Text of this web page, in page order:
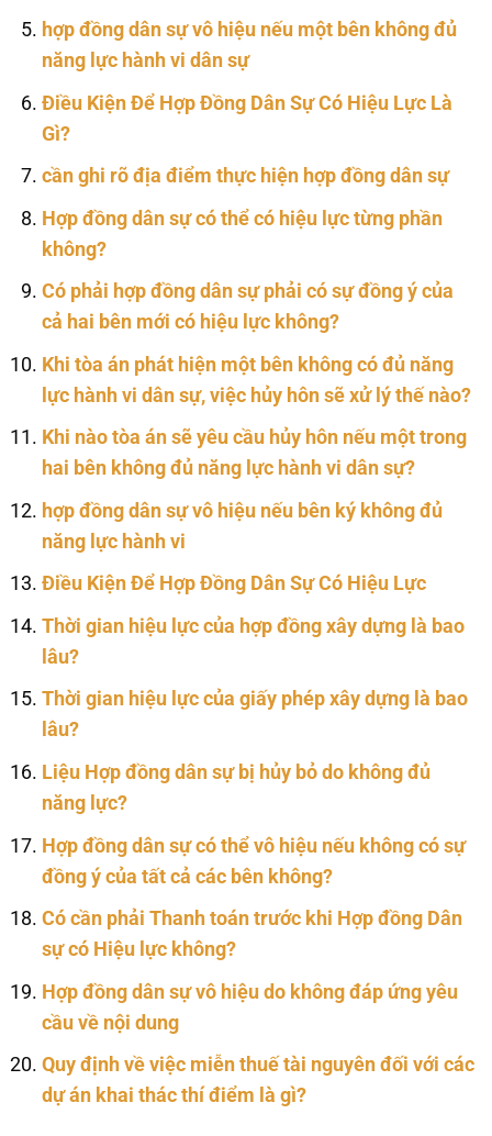
hợp đồng dân sự vô hiệu nếu một bên không đủ
năng lực hành vi dân sự
Điều Kiện Để Hợp Đồng Dân Sự Có Hiệu Lực Là
Gì?
cần ghi rõ địa điểm thực hiện hợp đồng dân sự
Hợp đồng dân sự có thể có hiệu lực từng phần
không?
Có phải hợp đồng dân sự phải có sự đồng ý của
cả hai bên mới có hiệu lực không?
Khi tòa án phát hiện một bên không có đủ năng
lực hành vi dân sự, việc hủy hôn sẽ xử lý thế nào?
Khi nào tòa án sẽ yêu cầu hủy hôn nếu một trong
hai bên không đủ năng lực hành vi dân sự?
hợp đồng dân sự vô hiệu nếu bên ký không đủ
năng lực hành vi
Điều Kiện Để Hợp Đồng Dân Sự Có Hiệu Lực
Thời gian hiệu lực của hợp đồng xây dựng là bao
lâu?
Thời gian hiệu lực của giấy phép xây dựng là bao
lâu?
Liệu Hợp đồng dân sự bị hủy bỏ do không đủ
năng lực?
Hợp đồng dân sự có thể vô hiệu nếu không có sự
đồng ý của tất cả các bên không?
Có cần phải Thanh toán trước khi Hợp đồng Dân
sự có Hiệu lực không?
Hợp đồng dân sự vô hiệu do không đáp ứng yêu
cầu về nội dung
Quy định về việc miễn thuế tài nguyên đối với các
dự án khai thác thí điểm là gì?